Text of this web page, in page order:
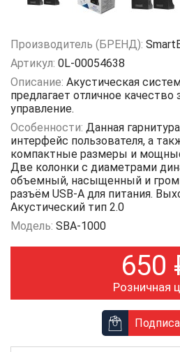
Производитель (БРЕНД):
Артикул: 0L-00054638
Описание: Акустическая
предлагает отличное качество
управление.
Особенности: Данная
интерфейс пользователя, а
компактные размеры и
Две колонки с диаметрами
объемный, насыщенный и
разъём USB-A для питания.
Акустический тип 2.0
Модель: SBA-1000
650
Розничная